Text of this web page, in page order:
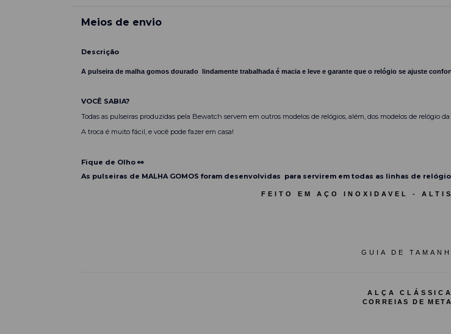
Meios de envio
Descrição
A pulseira de malha gomos dourado lindamente trabalhada é macia e leve e garante que o relógio se ajuste
VOCÊ SABIA?
Todas as pulseiras produzidas pela Bewatch servem em outros modelos de relógios, além, dos modelos de relógio
A troca é muito fácil, e você pode fazer em casa!
Fique de Olho 👀
As pulseiras de MALHA GOMOS foram desenvolvidas para servirem em todas as linhas de
FEITO EM AÇO INOXIDAVEL -
GUIA DE
ALÇA CLÁSSICA
CORREIAS DE